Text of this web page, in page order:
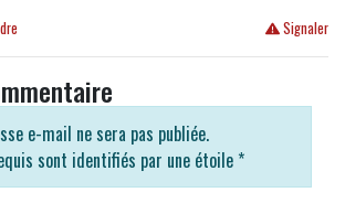
Signaler
e-mail ne sera pas publiée.
sont identifiés par une étoile *